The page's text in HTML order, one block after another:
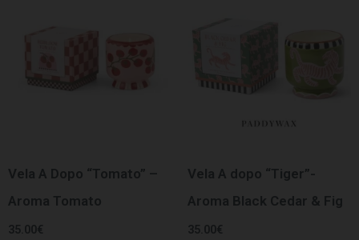
Vela A Dopo “Tomato” –
Aroma Tomato
35.00€
Vela A dopo “Tiger”-
Aroma Black Cedar & Fig
35.00€